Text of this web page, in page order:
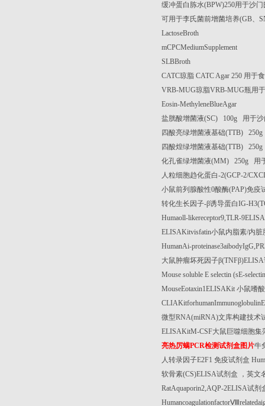
缓冲蛋白胨水(BPW)250用于沙
可用于李氏菌前增菌培养(GB、
LactoseBroth
mCPCMediumSupplement
SLBBroth
CATC琼脂 CATC Agar 250 用于
VRB-MUG琼脂VRB-MUG瓶用
Eosin-MethyleneBlueAgar
盐胱酸增菌液(SC) 100g 用于
四酸亮绿增菌液基础(TTB)
四酸煌绿增菌液基础(TTB)
化孔雀绿增菌液(MM) 250g 用
人粒细胞趋化蛋白-2(GCP-2/
小鼠前列腺酸性0酸酶(PAP)免疫
转化生长因子-β诱导蛋白IG-
Humaoll-likereceptor9,TLR-9ELISA
ELISAKitvisfatin小鼠内脂素/内脏
HumanAi-
大鼠肿瘤坏死因子β(TNFβ)ELISA
Mouse soluble E selectin (sE-
MouseEotaxin1ELISAKit 小鼠嗜
微型RNA(miRNA)文库构建技术
ELISAKitM-CSF大鼠巨噬细胞集
亮热厉螨PCR检测试剂盒图片牛
人转录因子E2F1 免疫试剂盒
软骨素(CS)ELISA试剂盒
，英文
RatAquaporin2,AQP-2ELISA试剂
HumancoagulationfactorⅧ